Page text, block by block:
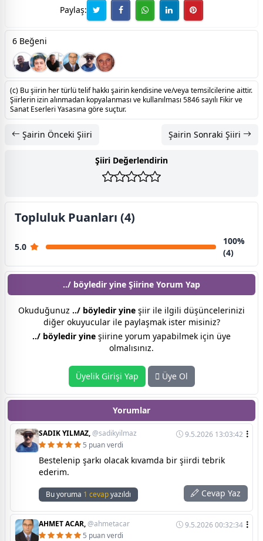
Paylaş:
6 Beğeni
(c) Bu şiirin her türlü telif hakkı şairin kendisine ve/veya temsilcilerine aittir.
Şiirlerin izin alınmadan kopyalanması ve kullanılması 5846 sayılı Fikir ve
Sanat Eserleri Yasasına göre suçtur.
Şairin Önceki Şiiri Şairin Sonraki Şiiri
Şiiri Değerlendirin
Topluluk Puanları (4)
5.0
100%
(4)
../ böyledir yine Şiirine Yorum Yap
Okuduğunuz ../ böyledir yine şiir ile ilgili düşüncelerinizi
diğer okuyucular ile paylaşmak ister misiniz?
../ böyledir yine şiirine yorum yapabilmek için üye
olmalısınız.
Üyelik Girişi Yap Üye Ol
Yorumlar
SADIK YILMAZ,@sadikyilmaz
9.5.2026 13:03:42
5 puan verdi
Bestelenip şarkı olacak kıvamda bir şiirdi tebrik
ederim.
Bu yoruma 1 cevapyazıldı Cevap Yaz
AHMET ACAR,@ahmetacar
9.5.2026 00:32:34
5 puan verdi